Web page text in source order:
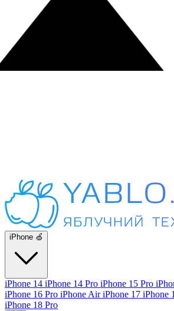
iPhone 🍏
iPhone 14 iPhone 14 Pro iPhone 15 Pro
iPhone 16 Pro iPhone AiriPhone 17 iPhone
iPhone 18 Pro